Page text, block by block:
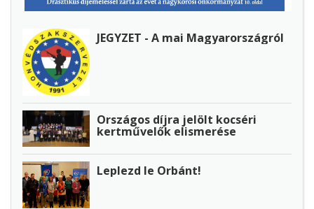
JEGYZET - A mai Magyarországról
Országos díjra jelölt kocséri
kertművelők elismerése
Leplezd le Orbánt!